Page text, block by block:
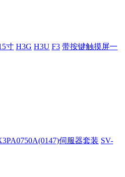
寸 H3G H3U F3 带按键触摸屏一
伺服器套装 SV-